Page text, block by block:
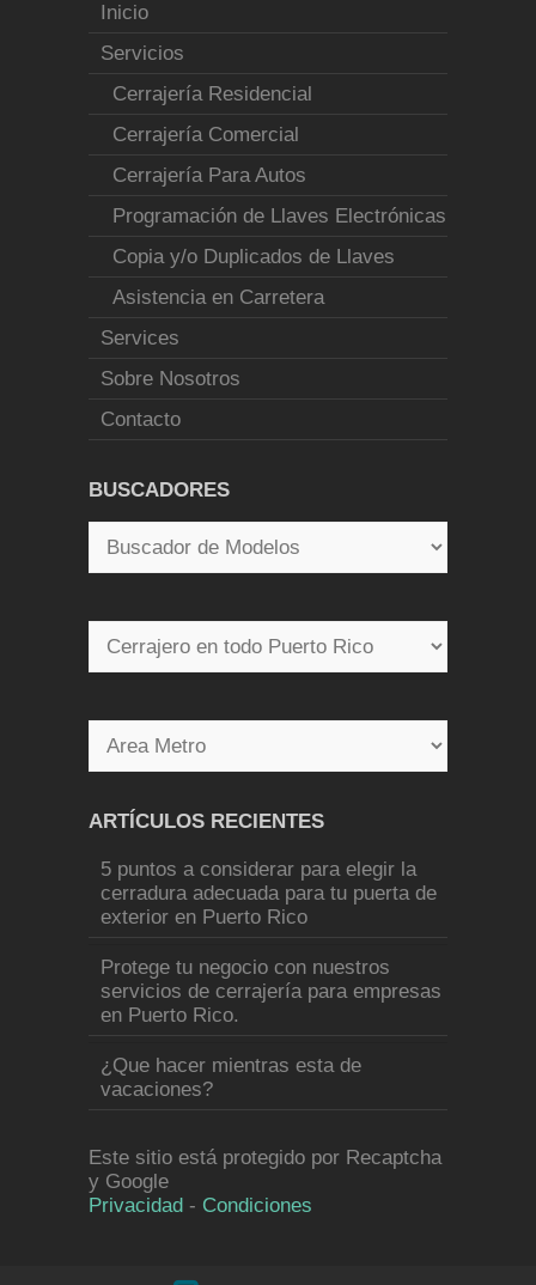
Inicio
Servicios
Cerrajería Residencial
Cerrajería Comercial
Cerrajería Para Autos
Programación de Llaves Electrónicas
Copia y/o Duplicados de Llaves
Asistencia en Carretera
Services
Sobre Nosotros
Contacto
BUSCADORES
ARTÍCULOS RECIENTES
5 puntos a considerar para elegir la
cerradura adecuada para tu puerta de
exterior en Puerto Rico
Protege tu negocio con nuestros
servicios de cerrajería para empresas
en Puerto Rico.
¿Que hacer mientras esta de
vacaciones?
Este sitio está protegido por Recaptcha
y Google
Privacidad - Condiciones